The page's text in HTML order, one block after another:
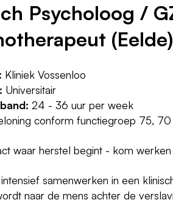
Psycholoog /
(Eelde)
Kliniek Vossenloo
Universitair
24 - 36 uur per week
conform functiegroep 75,
waar herstel begint - kom
samenwerken in een
naar de mens achter de